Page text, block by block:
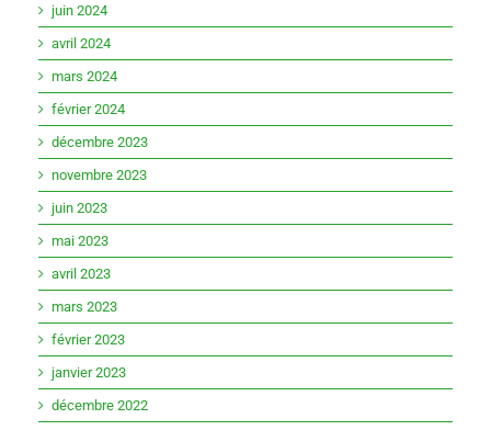
juin 2024
avril 2024
mars 2024
février 2024
décembre 2023
novembre 2023
juin 2023
mai 2023
avril 2023
mars 2023
février 2023
janvier 2023
décembre 2022